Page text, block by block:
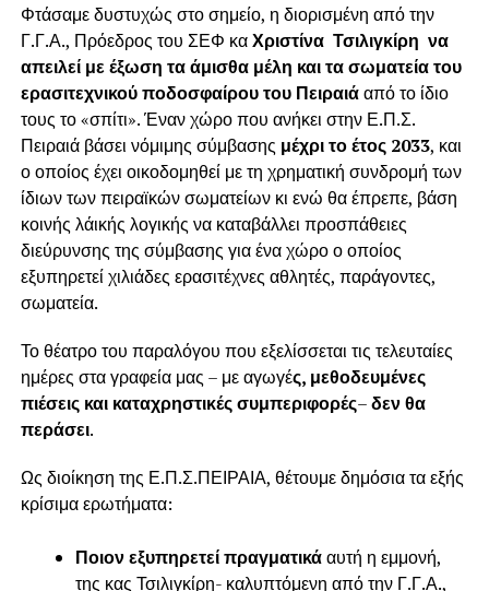
Φτάσαμε δυστυχώς στο σημείο, η διορισμένη από την
Γ.Γ.Α., Πρόεδρος του ΣΕΦ καΧριστίνα Τσιλιγκίρη να
απειλεί με έξωση τα άμισθα μέλη και τα σωματεία του
ερασιτεχνικού ποδοσφαίρου του Πειραιάαπό το ίδιο
τους το «σπίτι». Έναν χώρο που ανήκει στην Ε.Π.Σ.
Πειραιά βάσει νόμιμης σύμβασης μέχρι το έτος 2033, και
ο οποίος έχει οικοδομηθεί με τη χρηματική συνδρομή των
ίδιων των πειραϊκών σωματείων κι ενώ θα έπρεπε, βάση
κοινής λάικής λογικής να καταβάλλει προσπάθειες
διεύρυνσης της σύμβασης για ένα χώρο ο οποίος
εξυπηρετεί χιλιάδες ερασιτέχνες αθλητές, παράγοντες,
σωματεία.
Το θέατρο του παραλόγου που εξελίσσεται τις τελευταίες
ημέρες στα γραφεία μας – με αγωγές, μεθοδευμένες
πιέσεις και καταχρηστικές συμπεριφορές–δεν θα
περάσει.
Ως διοίκηση της Ε.Π.Σ.ΠΕΙΡΑΙΑ, θέτουμε δημόσια τα εξής
κρίσιμα ερωτήματα:
Ποιον εξυπηρετεί πραγματικάαυτή η εμμονή,
της κας Τσιλιγκίρη- καλυπτόμενη από την Γ.Γ.Α.,